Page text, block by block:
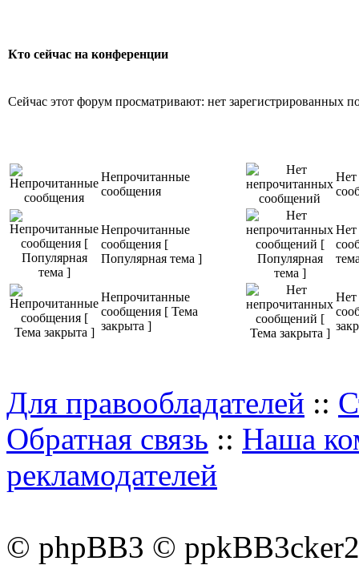
Кто сейчас на конференции
Сейчас этот форум просматривают: нет зарегистрированных
Непрочитанные
сообщения
Нет
Непрочитанные
сообщения [
Популярная тема ]
Нет
Непрочитанные
сообщения [ Тема
закрыта ]
Нет
Для правообладателей ::
Обратная связь :: Наша
рекламодателей
© phpBB3 ©